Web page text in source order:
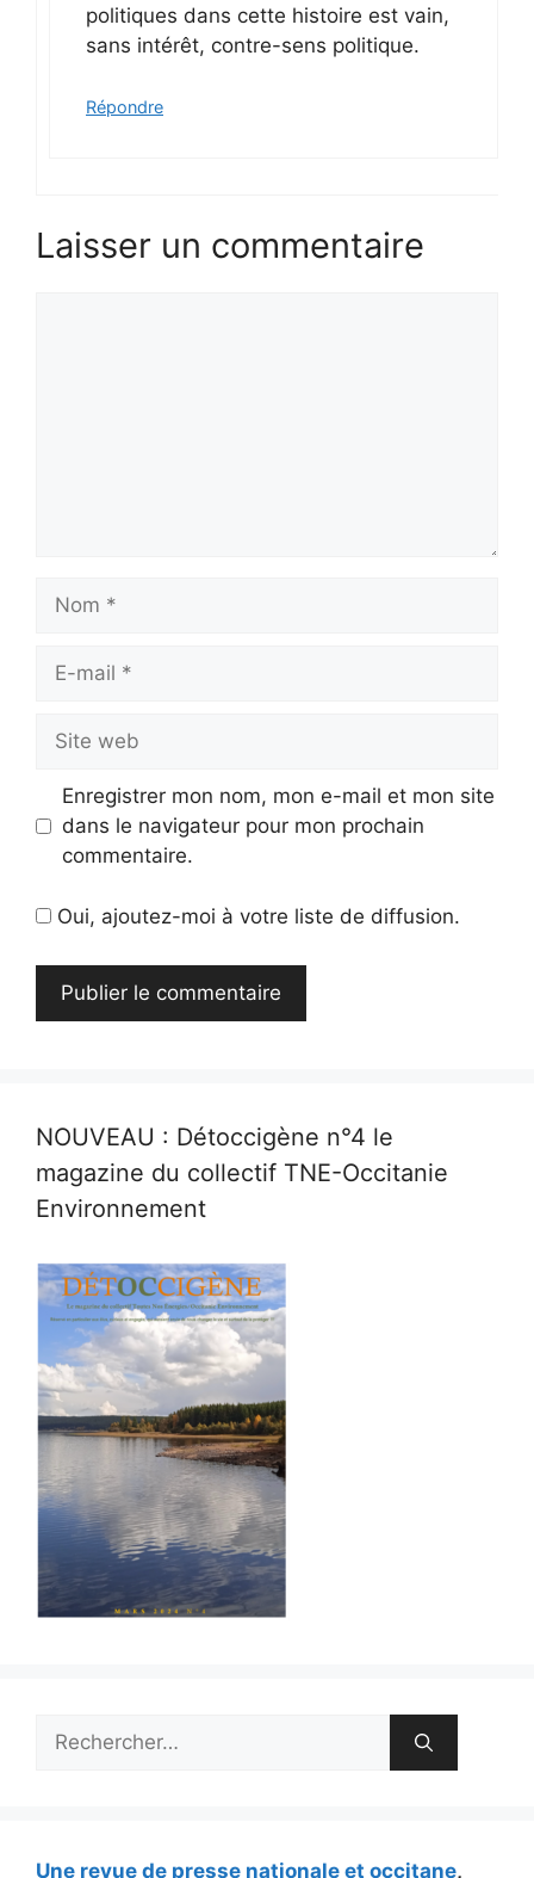
politiques dans cette histoire est vain,
sans intérêt, contre-sens politique.
Répondre
Laisser un commentaire
Nom
Site
web
Enregistrer mon nom, mon e-mail et mon site
dans le navigateur pour mon prochain
commentaire.
Oui, ajoutez-moi à votre liste de diffusion.
NOUVEAU : Détoccigène n°4 le
magazine du collectif TNE-Occitanie
Environnement
Rechercher :
Une revue de presse nationale et occitane,